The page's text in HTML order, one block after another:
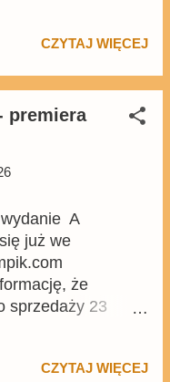
Egmontu,
372-stronicowego
wyniesie aż
gigantyczną ceną
CZYTAJ WIĘCEJ
premiera
A
już we
że
sprzedaży 23
czy tylko w
CZYTAJ WIĘCEJ